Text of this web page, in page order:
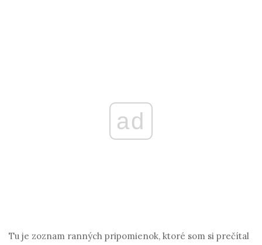
ad
Tu je zoznam ranných pripomienok, ktoré som si prečítal